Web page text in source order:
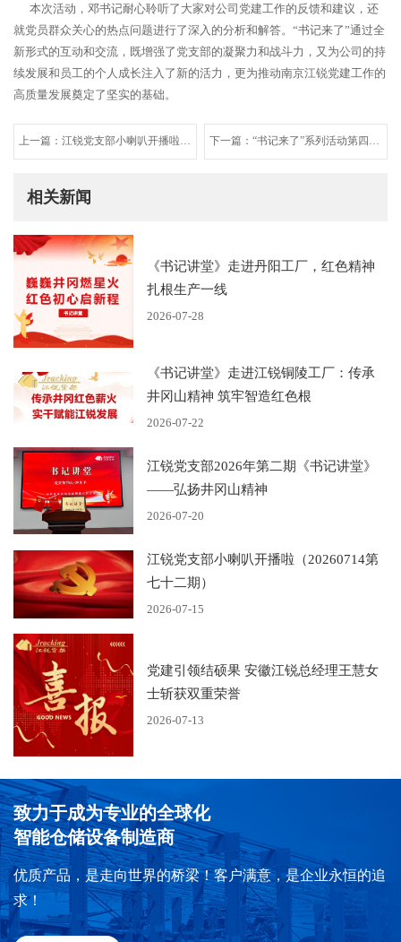
本次活动，邓书记耐心聆听了大家对公司党建工作的反馈和建议，还
就党员群众关心的热点问题进行了深入的分析和解答。“书记来了”通过全
新形式的互动和交流，既增强了党支部的凝聚力和战斗力，又为公司的持
续发展和员工的个人成长注入了新的活力，更为推动南京江锐党建工作的
高质量发展奠定了坚实的基础。
上一篇：江锐党支部小喇叭开播啦
（20240210 第四十三期）
下一篇：“书记来了”系列活动第四
季-2
相关新闻
《书记讲堂》走进丹阳工厂，红色精神
扎根生产一线
2026-07-28
《书记讲堂》走进江锐铜陵工厂：传承
井冈山精神 筑牢智造红色根
2026-07-22
江锐党支部2026年第二期《书记讲堂》
——弘扬井冈山精神
2026-07-20
江锐党支部小喇叭开播啦（20260714第
七十二期）
2026-07-15
党建引领结硕果 安徽江锐总经理王慧女
士斩获双重荣誉
2026-07-13
致力于成为专业的全球化
智能仓储设备制造商
优质产品，是走向世界的桥梁！客户满意，是企业永恒的追
求！